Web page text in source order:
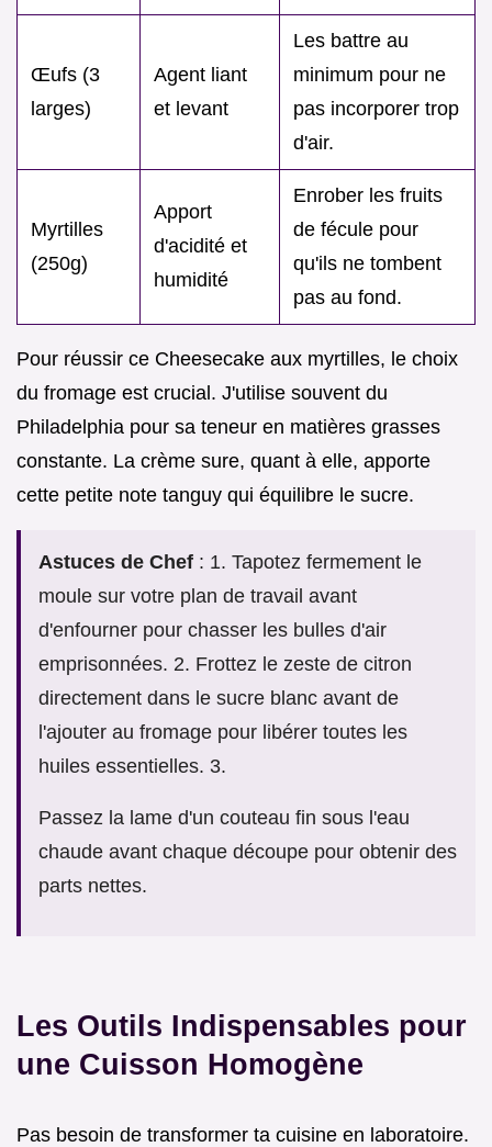
Œufs (3
larges)
Agent liant
et levant
Les battre au
minimum pour ne
pas incorporer trop
d'air.
Myrtilles
(250g)
Apport
d'acidité et
humidité
Enrober les fruits
de fécule pour
qu'ils ne tombent
pas au fond.
Pour réussir ce Cheesecake aux myrtilles, le choix
du fromage est crucial. J'utilise souvent du
Philadelphia pour sa teneur en matières grasses
constante. La crème sure, quant à elle, apporte
cette petite note tanguy qui équilibre le sucre.
Astuces de Chef : 1. Tapotez fermement le
moule sur votre plan de travail avant
d'enfourner pour chasser les bulles d'air
emprisonnées. 2. Frottez le zeste de citron
directement dans le sucre blanc avant de
l'ajouter au fromage pour libérer toutes les
huiles essentielles. 3.
Passez la lame d'un couteau fin sous l'eau
chaude avant chaque découpe pour obtenir des
parts nettes.
Les Outils Indispensables pour
une Cuisson Homogène
Pas besoin de transformer ta cuisine en laboratoire.